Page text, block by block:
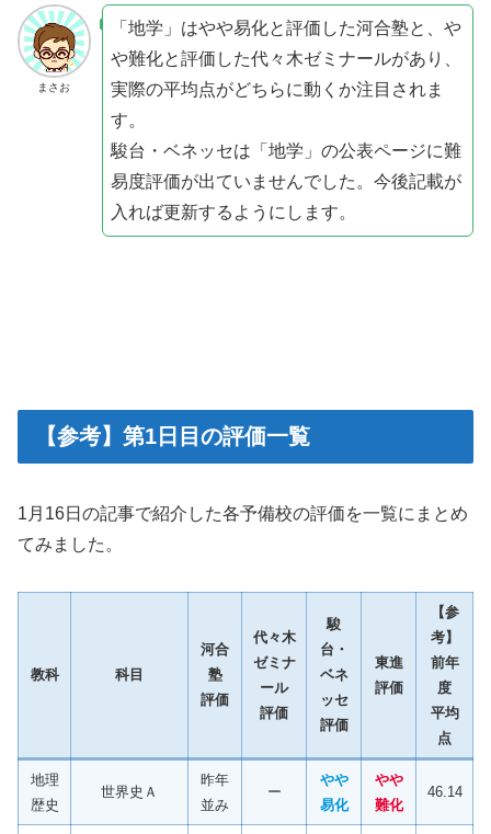
まさお
「地学」はやや易化と評価した河合塾と、や
や難化と評価した代々木ゼミナールがあり、
実際の平均点がどちらに動くか注目されま
す。
駿台・ベネッセは「地学」の公表ページに難
易度評価が出ていませんでした。今後記載が
入れば更新するようにします。
【参考】第1日目の評価一覧
1月16日の記事で紹介した各予備校の評価を一覧にまとめ
てみました。
教科 科目
河合
塾
評価
代々木
ゼミナ
ール
評価
駿
台・
ベネ
ッセ
評価
東進
評価
【参
考】
前年
度
平均
点
地理
歴史
世界史Ａ
昨年
並み
ー
やや
易化
やや
難化
46.14